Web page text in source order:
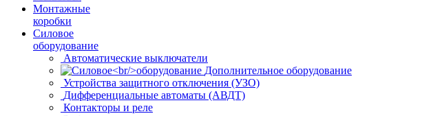
Монтажные
коробки
Силовое
оборудование
Автоматические выключатели
Дополнительное оборудование
Устройства защитного отключения (УЗО)
Дифференциальные автоматы (АВДТ)
Контакторы и реле